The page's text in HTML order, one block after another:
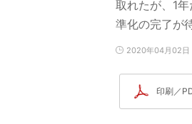
取れたが、1
準化の完了が
2020年04月02日
印刷／